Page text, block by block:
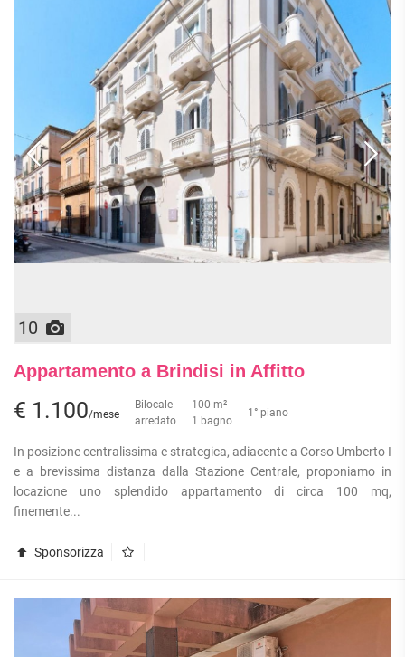
10
Appartamento a Brindisi in Affitto
€ 1.100/mese
Bilocale
arredato
100 m²
1 bagno
1° piano
In posizione centralissima e strategica, adiacente a Corso Umberto I
e a brevissima distanza dalla Stazione Centrale, proponiamo in
locazione uno splendido appartamento di circa 100 mq,
finemente...
Sponsorizza